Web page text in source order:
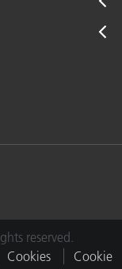
reserved.
Cookies
Cookie